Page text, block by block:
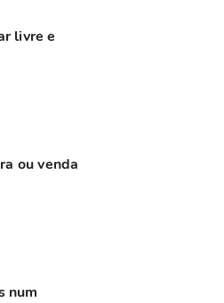
livre e
ou venda
num